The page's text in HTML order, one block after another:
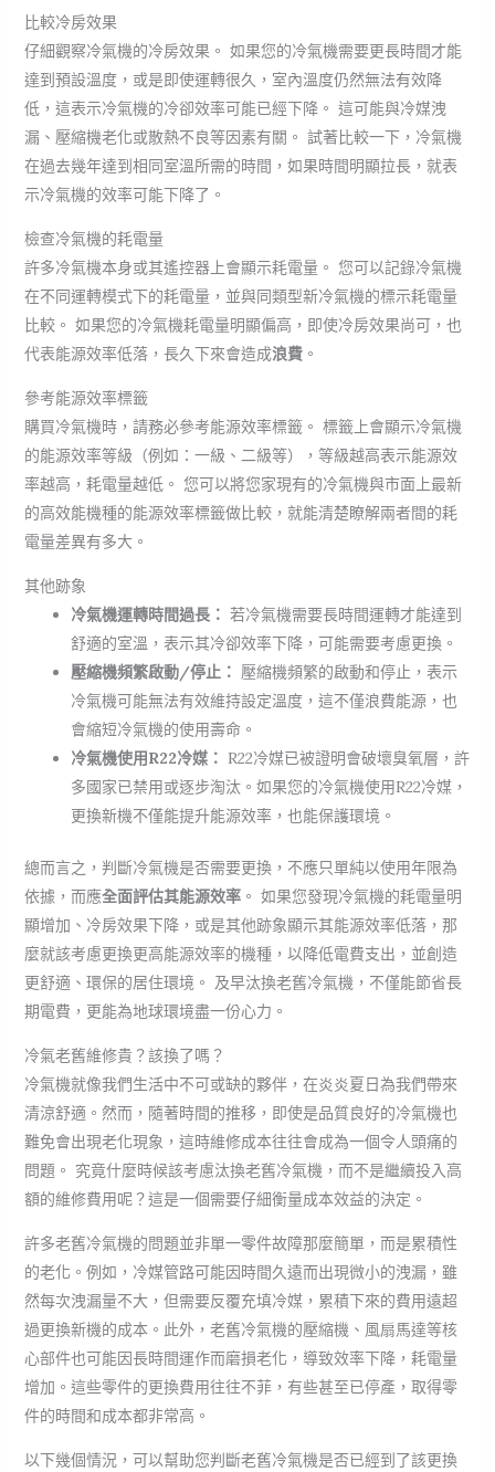
比較冷房效果
仔細觀察冷氣機的冷房效果。 如果您的冷氣機需要更長時間才能
達到預設溫度，或是即使運轉很久，室內溫度仍然無法有效降
低，這表示冷氣機的冷卻效率可能已經下降。 這可能與冷媒洩
漏、壓縮機老化或散熱不良等因素有關。 試著比較一下，冷氣機
在過去幾年達到相同室溫所需的時間，如果時間明顯拉長，就表
示冷氣機的效率可能下降了。
檢查冷氣機的耗電量
許多冷氣機本身或其遙控器上會顯示耗電量。 您可以記錄冷氣機
在不同運轉模式下的耗電量，並與同類型新冷氣機的標示耗電量
比較。 如果您的冷氣機耗電量明顯偏高，即使冷房效果尚可，也
代表能源效率低落，長久下來會造成浪費。
參考能源效率標籤
購買冷氣機時，請務必參考能源效率標籤。 標籤上會顯示冷氣機
的能源效率等級（例如：一級、二級等），等級越高表示能源效
率越高，耗電量越低。 您可以將您家現有的冷氣機與市面上最新
的高效能機種的能源效率標籤做比較，就能清楚瞭解兩者間的耗
電量差異有多大。
其他跡象
冷氣機運轉時間過長： 若冷氣機需要長時間運轉才能達到
舒適的室溫，表示其冷卻效率下降，可能需要考慮更換。
壓縮機頻繁啟動/停止： 壓縮機頻繁的啟動和停止，表示
冷氣機可能無法有效維持設定溫度，這不僅浪費能源，也
會縮短冷氣機的使用壽命。
冷氣機使用R22冷媒： R22冷媒已被證明會破壞臭氧層，許
多國家已禁用或逐步淘汰。如果您的冷氣機使用R22冷媒，
更換新機不僅能提升能源效率，也能保護環境。
總而言之，判斷冷氣機是否需要更換，不應只單純以使用年限為
依據，而應全面評估其能源效率。 如果您發現冷氣機的耗電量明
顯增加、冷房效果下降，或是其他跡象顯示其能源效率低落，那
麼就該考慮更換更高能源效率的機種，以降低電費支出，並創造
更舒適、環保的居住環境。 及早汰換老舊冷氣機，不僅能節省長
期電費，更能為地球環境盡一份心力。
冷氣老舊維修貴？該換了嗎？
冷氣機就像我們生活中不可或缺的夥伴，在炎炎夏日為我們帶來
清涼舒適。然而，隨著時間的推移，即使是品質良好的冷氣機也
難免會出現老化現象，這時維修成本往往會成為一個令人頭痛的
問題。 究竟什麼時候該考慮汰換老舊冷氣機，而不是繼續投入高
額的維修費用呢？這是一個需要仔細衡量成本效益的決定。
許多老舊冷氣機的問題並非單一零件故障那麼簡單，而是累積性
的老化。例如，冷媒管路可能因時間久遠而出現微小的洩漏，雖
然每次洩漏量不大，但需要反覆充填冷媒，累積下來的費用遠超
過更換新機的成本。此外，老舊冷氣機的壓縮機、風扇馬達等核
心部件也可能因長時間運作而磨損老化，導致效率下降，耗電量
增加。這些零件的更換費用往往不菲，有些甚至已停產，取得零
件的時間和成本都非常高。
以下幾個情況，可以幫助您判斷老舊冷氣機是否已經到了該更換